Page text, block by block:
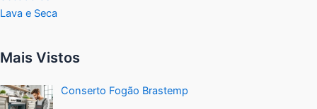
Lava e Seca
Mais Vistos
Conserto Fogão Brastemp